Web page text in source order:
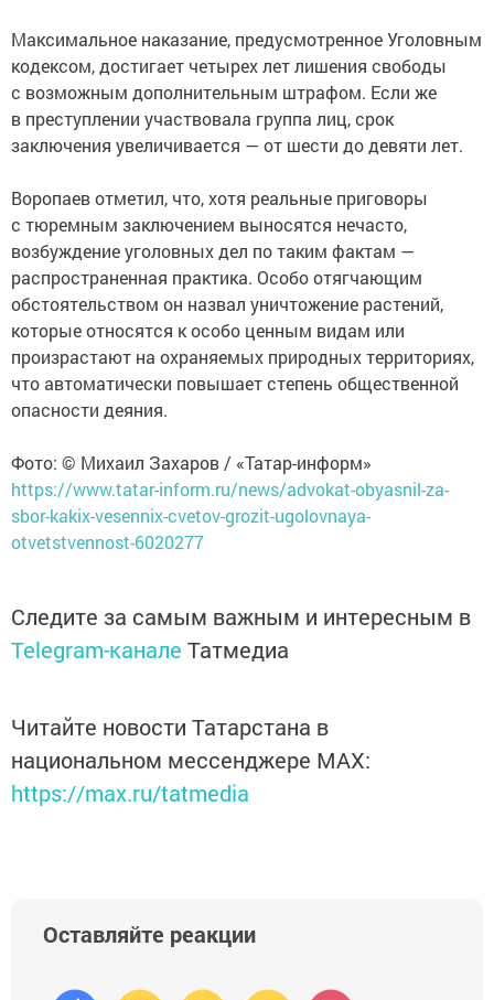
Максимальное наказание, предусмотренное Уголовным
кодексом, достигает четырех лет лишения свободы
с возможным дополнительным штрафом. Если же
в преступлении участвовала группа лиц, срок
заключения увеличивается — от шести до девяти лет.
Воропаев отметил, что, хотя реальные приговоры
с тюремным заключением выносятся нечасто,
возбуждение уголовных дел по таким фактам —
распространенная практика. Особо отягчающим
обстоятельством он назвал уничтожение растений,
которые относятся к особо ценным видам или
произрастают на охраняемых природных территориях,
что автоматически повышает степень общественной
опасности деяния.
Фото: © Михаил Захаров / «Татар-информ»
https://www.tatar-inform.ru/news/advokat-obyasnil-za-
sbor-kakix-vesennix-cvetov-grozit-ugolovnaya-
otvetstvennost-6020277
Следите за самым важным и интересным в
Telegram-канале Татмедиа
Читайте новости Татарстана в
национальном мессенджере MАХ:
https://max.ru/tatmedia
Оставляйте реакции